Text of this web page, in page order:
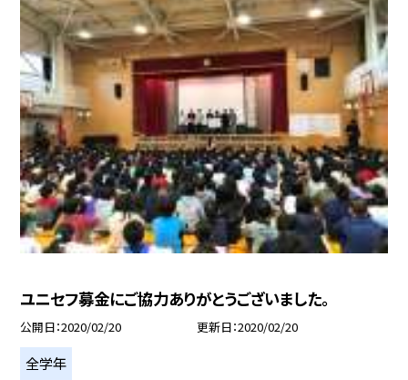
ユニセフ募金にご協力ありがとうございました。
公開日 2020/02/20 更新日 2020/02/20
全学年